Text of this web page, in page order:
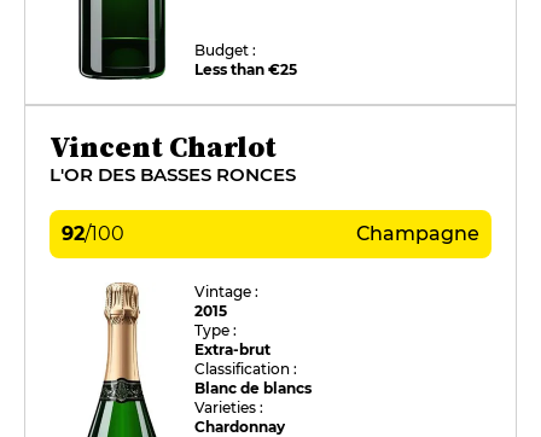
Budget :
Less than €25
Vincent Charlot
L'OR DES BASSES RONCES
92/100 Champagne
Vintage :
2015
Type :
Extra-brut
Classification :
Blanc de blancs
Varieties :
Chardonnay